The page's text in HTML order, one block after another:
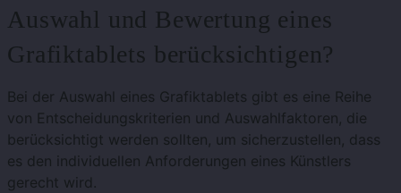
Auswahl und Bewertung eines
Grafiktablets berücksichtigen?
Bei der Auswahl eines Grafiktablets gibt es eine Reihe
von Entscheidungskriterien und Auswahlfaktoren, die
berücksichtigt werden sollten, um sicherzustellen, dass
es den individuellen Anforderungen eines Künstlers
gerecht wird.